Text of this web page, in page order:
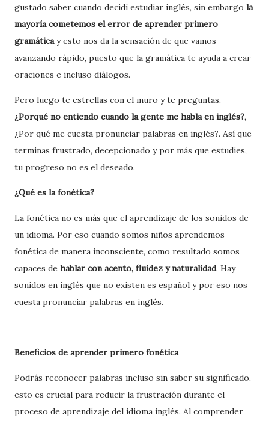
gustado saber cuando decidí estudiar inglés, sin embargo la
mayoría cometemos el error de aprender primero
gramáticay esto nos da la sensación de que vamos
avanzando rápido, puesto que la gramática te ayuda a crear
oraciones e incluso diálogos.
Pero luego te estrellas con el muro y te preguntas,
¿Porqué no entiendo cuando la gente me habla en inglés?,
¿Por qué me cuesta pronunciar palabras en inglés?. Así que
terminas frustrado, decepcionado y por más que estudies,
tu progreso no es el deseado.
¿Qué es la fonética?
La fonética no es más que el aprendizaje de los sonidos de
un idioma. Por eso cuando somos niños aprendemos
fonética de manera inconsciente, como resultado somos
capaces de hablar con acento, fluidez y naturalidad. Hay
sonidos en inglés que no existen es español y por eso nos
cuesta pronunciar palabras en inglés.
Beneficios de aprender primero fonética
Podrás reconocer palabras incluso sin saber su significado,
esto es crucial para reducir la frustración durante el
proceso de aprendizaje del idioma inglés. Al comprender